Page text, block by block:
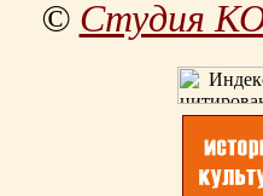
© Студия